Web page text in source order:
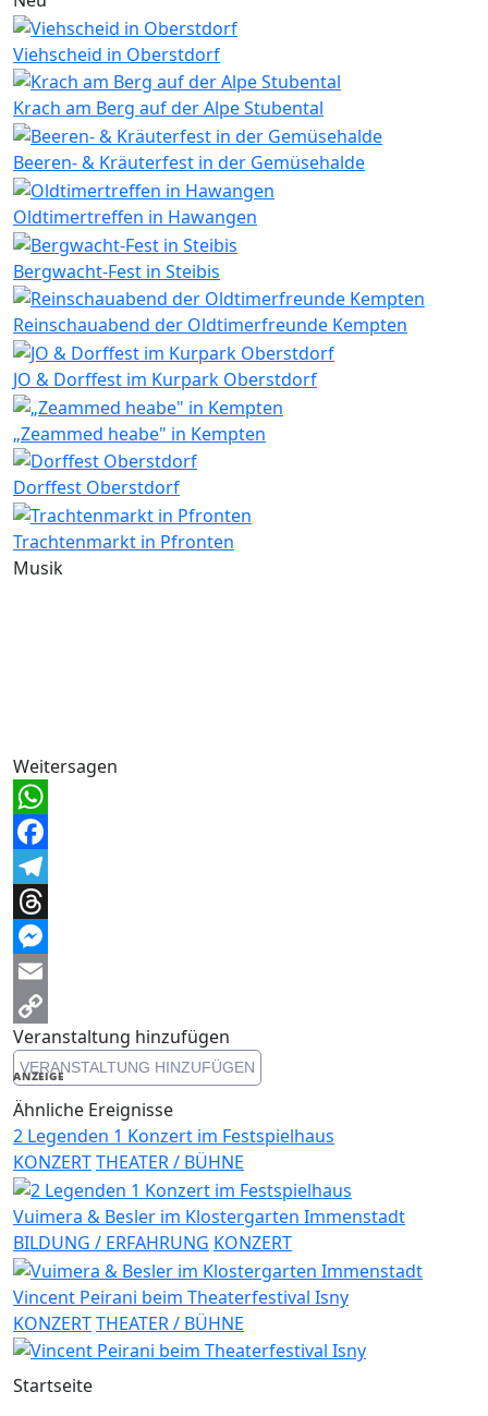
Viehscheid in Oberstdorf
Krach am Berg auf der Alpe Stubental
Beeren- & Kräuterfest in der Gemüsehalde
Oldtimertreffen in Hawangen
Bergwacht-Fest in Steibis
Reinschauabend der Oldtimerfreunde Kempten
JO & Dorffest im Kurpark Oberstdorf
„Zeammed heabe" in Kempten
Dorffest Oberstdorf
Trachtenmarkt in Pfronten
Musik
Weitersagen
WhatsApp
Facebook
Telegram
Threads
Messenger
Email
Copy
Link
Veranstaltung hinzufügen
VERANSTALTUNG HINZUFÜGEN
ANZEIGE
Ähnliche Ereignisse
2 Legenden 1 Konzert im Festspielhaus
KONZERTTHEATER / BÜHNE
Vuimera & Besler im Klostergarten Immenstadt
BILDUNG / ERFAHRUNG KONZERT
Vincent Peirani beim Theaterfestival Isny
KONZERTTHEATER / BÜHNE
Startseite